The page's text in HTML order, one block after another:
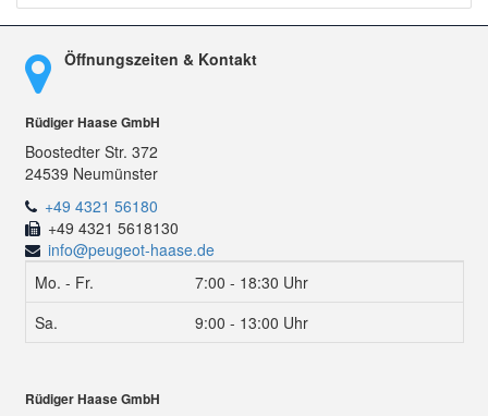
Öffnungszeiten & Kontakt
Rüdiger Haase GmbH
Boostedter Str. 372
24539 Neumünster
+49 4321 56180
+49 4321 5618130
info@peugeot-haase.de
Mo. - Fr.
7:00 - 18:30 Uhr
Sa.
9:00 - 13:00 Uhr
Rüdiger Haase GmbH